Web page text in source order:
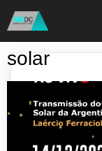
solar